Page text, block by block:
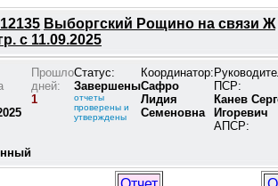
12135 Выборгский Рощино на связи Ж
с 11.09.2025
Прошло
дней:
1
Статус:
Завершены
отчеты
проверены и
утверждены
Координатор:
Сафро
Лидия
Семеновна
ПСР:
Канев
Игоревич
АПСР: